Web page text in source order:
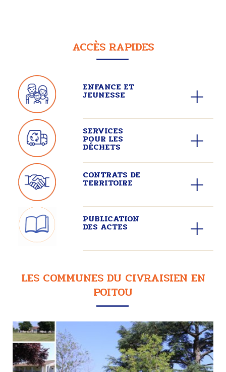
ACCÈS RAPIDES
ENFANCE ET
JEUNESSE
SERVICES
POUR LES
DÉCHETS
CONTRATS DE
TERRITOIRE
PUBLICATION
DES ACTES
LES COMMUNES DU CIVRAISIEN EN
POITOU